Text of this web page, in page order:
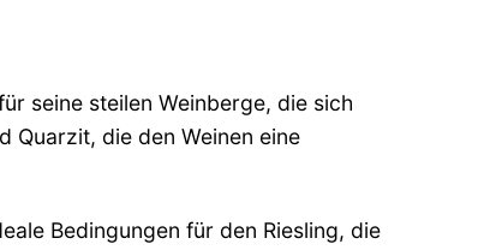
seine steilen Weinberge, die sich
Quarzit, die den Weinen eine
Bedingungen für den Riesling, die